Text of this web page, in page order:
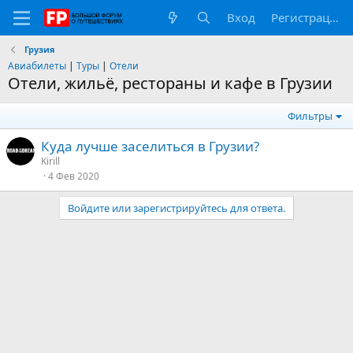
Вход Регистрация
Грузия
Авиабилеты | Туры | Отели
Отели, жильё, рестораны и кафе в Грузии
Фильтры
Куда лучше заселиться в Грузии?
Kirill
4 Фев 2020
Войдите или зарегистрируйтесь для ответа.